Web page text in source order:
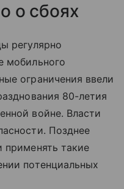
о сбоях
регулярно
мобильного
ограничения ввели
80-летия
войне. Власти
Позднее
применять такие
потенциальных